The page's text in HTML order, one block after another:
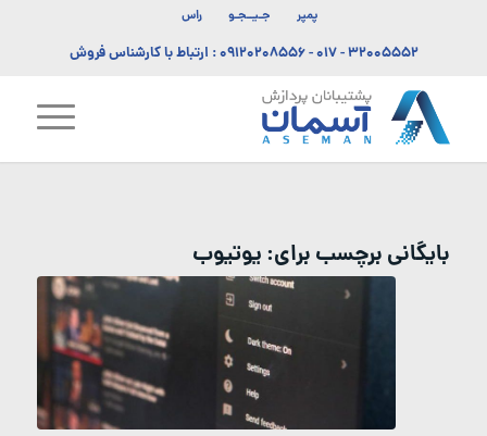
پمپر جـیــجـو راس
۳۲۰۰۵۵۵۲ - ۰۱۷ -۰۹۱۲۰۲۰۸۵۵۶: ارتباط با کارشناس فروش
بایگانی برچسب برای:یوتیوب